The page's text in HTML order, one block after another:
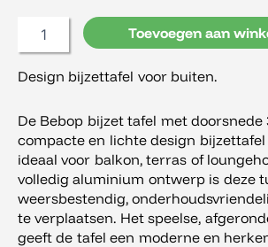
Toevoegen aan
Design bijzettafel voor buiten.
De Bebop bijzet tafel met doorsnede
compacte en lichte design
ideaal voor balkon, terras of
volledig aluminium ontwerp is deze
weersbestendig,
te verplaatsen. Het speelse,
geeft de tafel een moderne en